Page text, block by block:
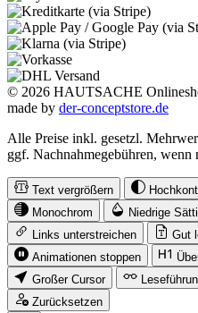
© 2026 HAUTSACHE
made by der-conceptstore.de
Alle Preise inkl. gesetzl.
ggf. Nachnahmegebühren, wenn
Text vergrößern
Monochrom
Niedrige
Links unterstreichen
Gut
Animationen stoppen
Großer Cursor
Zurücksetzen